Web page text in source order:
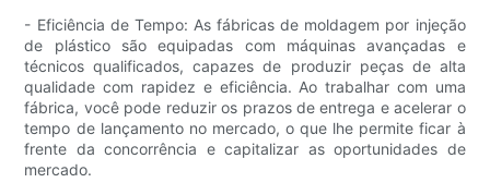
- Eficiência de Tempo: As fábricas de moldagem por injeção
de plástico são equipadas com máquinas avançadas e
técnicos qualificados, capazes de produzir peças de alta
qualidade com rapidez e eficiência. Ao trabalhar com uma
fábrica, você pode reduzir os prazos de entrega e acelerar o
tempo de lançamento no mercado, o que lhe permite ficar à
frente da concorrência e capitalizar as oportunidades de
mercado.